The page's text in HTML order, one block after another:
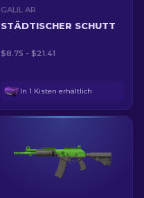
GALIL AR
STÄDTISCHER SCHUTT
$8.75 - $21.41
In 1 Kisten erhältlich